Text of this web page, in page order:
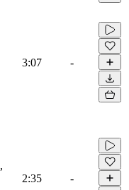
3:07 -
2:35 -